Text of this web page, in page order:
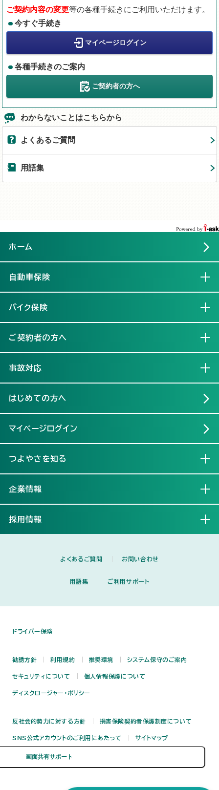
ご契約内容の変更等の各種手続きにご利用いただけます。
今すぐ手続き
マイページログイン
各種手続きのご案内
ご契約者の方へ
わからないことはこちらから
よくあるご質問
用語集
ホーム
自動車保険
バイク保険
ご契約者の方へ
事故対応
はじめての方へ
マイページログイン
つよやさを知る
企業情報
採用情報
よくあるご質問 お問い合わせ
用語集 ご利用サポート
ドライバー保険
勧誘方針 利用規約 推奨環境 システム保守のご案内
セキュリティについて 個人情報保護について
ディスクロージャー・ポリシー
反社会的勢力に対する方針 損害保険契約者保護制度について
SNS公式アカウントのご利用にあたって サイトマップ